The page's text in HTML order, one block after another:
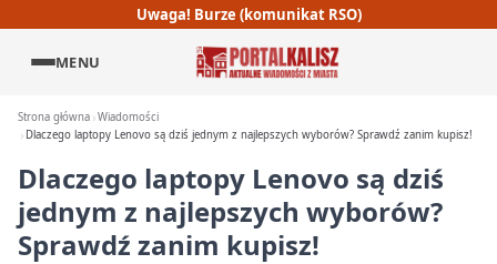
Uwaga! Burze (komunikat RSO)
MENU
Strona główna Wiadomości
Dlaczego laptopy Lenovo są dziś jednym z najlepszych wyborów? Sprawdź zanim kupisz!
Dlaczego laptopy Lenovo są dziś
jednym z najlepszych wyborów?
Sprawdź zanim kupisz!